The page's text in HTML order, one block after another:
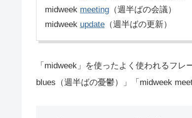
midweek meeting （週半ばの会議）
midweek update （週半ばの更新）
「midweek」を使ったよく使われるフ
blues（週半ばの憂鬱）」「midweek